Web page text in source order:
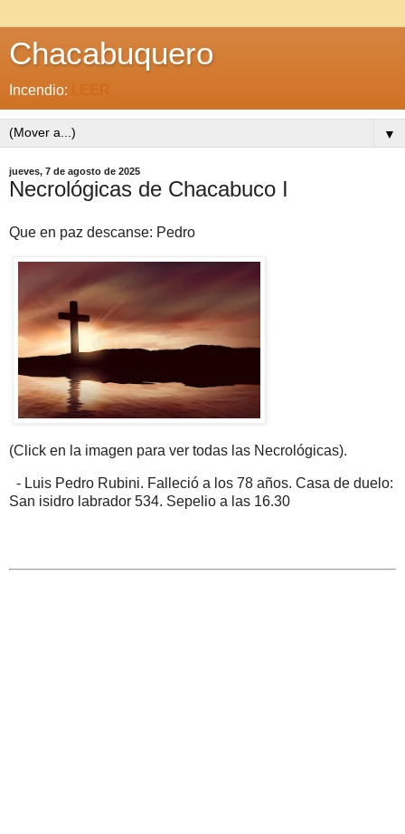
Chacabuquero
Incendio: LEER
▼
jueves, 7 de agosto de 2025
Necrológicas de Chacabuco I
Que en paz descanse: Pedro
(Click en la imagen para ver todas las Necrológicas).
- Luis Pedro Rubini. Falleció a los 78 años. Casa de duelo:
San isidro labrador 534. Sepelio a las 16.30